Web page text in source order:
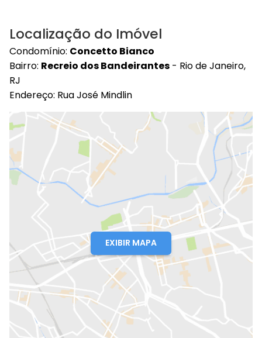
Localização do Imóvel
Condomínio: Concetto Bianco
Bairro: Recreio dos Bandeirantes - Rio de Janeiro,
RJ
Endereço: Rua José Mindlin
EXIBIR MAPA